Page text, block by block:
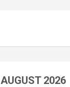
AUGUST 2026